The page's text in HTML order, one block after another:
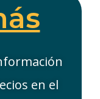
en el